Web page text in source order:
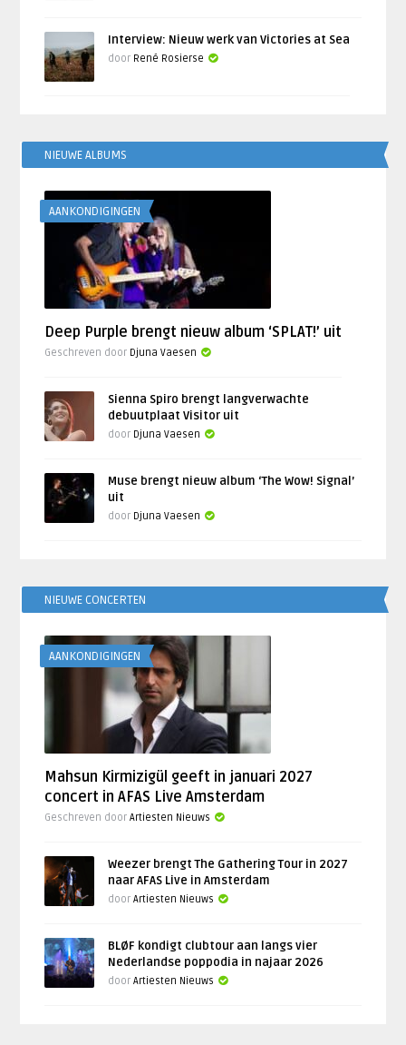
Interview: Nieuw werk van Victories at Sea
door René Rosierse
NIEUWE ALBUMS
AANKONDIGINGEN
Deep Purple brengt nieuw album ‘SPLAT!’ uit
Geschreven door Djuna Vaesen
Sienna Spiro brengt langverwachte
debuutplaat Visitor uit
door Djuna Vaesen
Muse brengt nieuw album ‘The Wow! Signal’
uit
door Djuna Vaesen
NIEUWE CONCERTEN
AANKONDIGINGEN
Mahsun Kirmizigül geeft in januari 2027
concert in AFAS Live Amsterdam
Geschreven doorArtiesten Nieuws
Weezer brengt The Gathering Tour in 2027
naar AFAS Live in Amsterdam
doorArtiesten Nieuws
BLØF kondigt clubtour aan langs vier
Nederlandse poppodia in najaar 2026
doorArtiesten Nieuws